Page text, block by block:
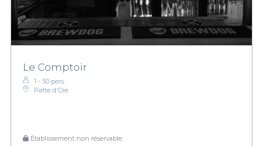
Le Comptoir
1 - 50 pers.
Patte d'Oie
Établissement non réservable